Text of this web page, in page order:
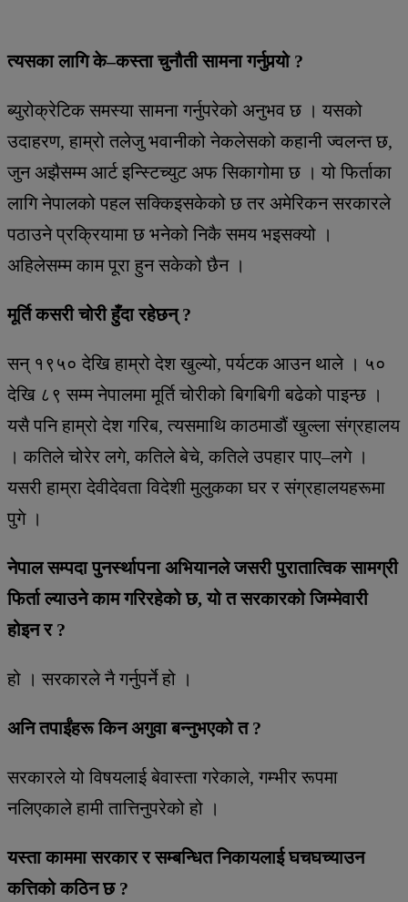
त्यसका लागि के–कस्ता चुनौती सामना गर्नुपर्‍यो ?
ब्युरोक्रेटिक समस्या सामना गर्नुपरेको अनुभव छ । यसको
उदाहरण, हाम्रो तलेजु भवानीको नेकलेसको कहानी ज्वलन्त छ,
जुन अझैसम्म आर्ट इन्स्टिच्युट अफ सिकागोमा छ । यो फिर्ताका
लागि नेपालको पहल सक्किइसकेको छ तर अमेरिकन सरकारले
पठाउने प्रक्रियामा छ भनेको निकै समय भइसक्यो ।
अहिलेसम्म काम पूरा हुन सकेको छैन ।
मूर्ति कसरी चोरी हुँदा रहेछन् ?
सन् १९५० देखि हाम्रो देश खुल्यो, पर्यटक आउन थाले । ५०
देखि ८९ सम्म नेपालमा मूर्ति चोरीको बिगबिगी बढेको पाइन्छ ।
यसै पनि हाम्रो देश गरिब, त्यसमाथि काठमाडौं खुल्ला संग्रहालय
। कतिले चोरेर लगे, कतिले बेचे, कतिले उपहार पाए–लगे ।
यसरी हाम्रा देवीदेवता विदेशी मुलुकका घर र संग्रहालयहरूमा
पुगे ।
नेपाल सम्पदा पुनर्स्थापना अभियानले जसरी पुरातात्विक सामग्री
फिर्ता ल्याउने काम गरिरहेको छ, यो त सरकारको जिम्मेवारी
होइन र ?
हो । सरकारले नै गर्नुपर्ने हो ।
अनि तपाईंहरू किन अगुवा बन्नुभएको त ?
सरकारले यो विषयलाई बेवास्ता गरेकाले, गम्भीर रूपमा
नलिएकाले हामी तात्तिनुपरेको हो ।
यस्ता काममा सरकार र सम्बन्धित निकायलाई घचघच्याउन
कत्तिको कठिन छ ?